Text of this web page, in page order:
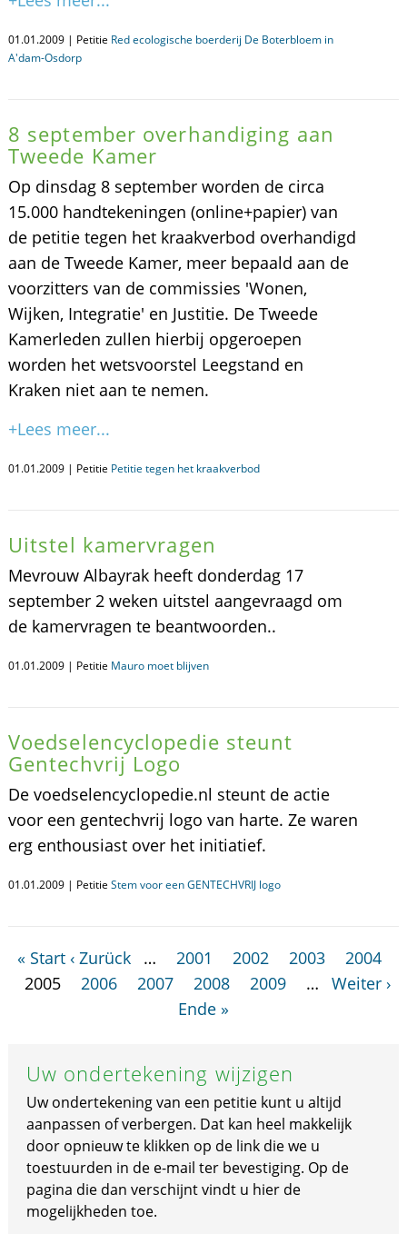
01.01.2009 | Petitie Red ecologische boerderij De Boterbloem in
A'dam-Osdorp
8 september overhandiging aan
Tweede Kamer
Op dinsdag 8 september worden de circa
15.000 handtekeningen (online+papier) van
de petitie tegen het kraakverbod overhandigd
aan de Tweede Kamer, meer bepaald aan de
voorzitters van de commissies 'Wonen,
Wijken, Integratie' en Justitie. De Tweede
Kamerleden zullen hierbij opgeroepen
worden het wetsvoorstel Leegstand en
Kraken niet aan te nemen.
+Lees meer...
01.01.2009 | Petitie Petitie tegen het kraakverbod
Uitstel kamervragen
Mevrouw Albayrak heeft donderdag 17
september 2 weken uitstel aangevraagd om
de kamervragen te beantwoorden..
01.01.2009 | Petitie Mauro moet blijven
Voedselencyclopedie steunt
Gentechvrij Logo
De voedselencyclopedie.nl steunt de actie
voor een gentechvrij logo van harte. Ze waren
erg enthousiast over het initiatief.
01.01.2009 | Petitie Stem voor een GENTECHVRIJ logo
« Start ‹ Zurück … 2001 2002 2003
2004
2005
2006 2007 2008 2009 …
Weiter ›
Ende »
Uw ondertekening wijzigen
Uw ondertekening van een petitie kunt u altijd
aanpassen of verbergen. Dat kan heel makkelijk
door opnieuw te klikken op de link die we u
toestuurden in de e-mail ter bevestiging. Op de
pagina die dan verschijnt vindt u hier de
mogelijkheden toe.